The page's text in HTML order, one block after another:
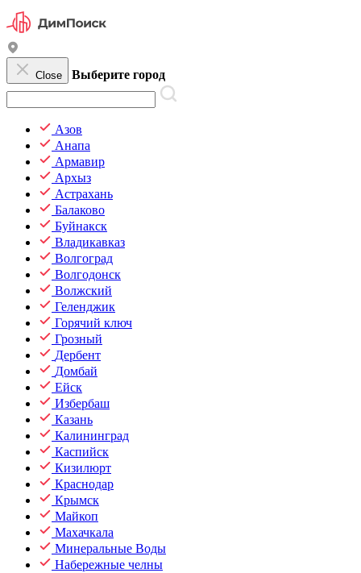
Close Выберите город
Азов
Анапа
Армавир
Архыз
Астрахань
Балаково
Буйнакск
Владикавказ
Волгоград
Волгодонск
Волжский
Геленджик
Горячий ключ
Грозный
Дербент
Домбай
Ейск
Избербаш
Казань
Калининград
Каспийск
Кизилюрт
Краснодар
Крымск
Майкоп
Махачкала
Минеральные Воды
Набережные челны